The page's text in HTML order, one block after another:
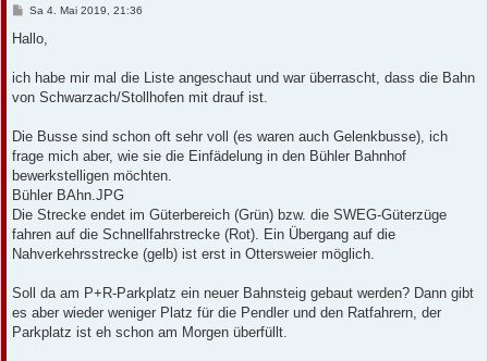
B
i
a
Sa 4. Mai 2019, 21:36
Hallo,
ich habe mir mal die Liste angeschaut und war überrascht, dass die Bahn
von Schwarzach/Stollhofen mit drauf ist.
Die Busse sind schon oft sehr voll (es waren auch Gelenkbusse), ich
frage mich aber, wie sie die Einfädelung in den Bühler Bahnhof
bewerkstelligen möchten.
Bühler BAhn.JPG
Die Strecke endet im Güterbereich (Grün) bzw. die SWEG-Güterzüge
fahren auf die Schnellfahrstrecke (Rot). Ein Übergang auf die
Nahverkehrsstrecke (gelb) ist erst in Ottersweier möglich.
Soll da am P+R-Parkplatz ein neuer Bahnsteig gebaut werden? Dann gibt
es aber wieder weniger Platz für die Pendler und den Ratfahrern, der
Parkplatz ist eh schon am Morgen überfüllt.